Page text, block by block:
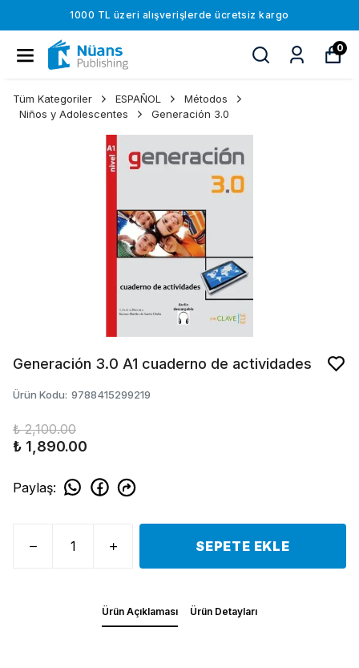
1000 TL üzeri alışverişlerde ücretsiz kargo
0
Tüm Kategoriler ESPAÑOL
Métodos
Niños y Adolescentes
Generación 3.0
Generación 3.0 A1 cuaderno de actividades
Ürün Kodu: 9788415299219
₺ 2,100.00
₺ 1,890.00
Paylaş:
SEPETE EKLE
Ürün Açıklaması Ürün Detayları